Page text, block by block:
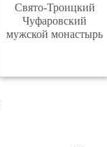
Свято-Троицкий
Чуфаровский
мужской монастырь